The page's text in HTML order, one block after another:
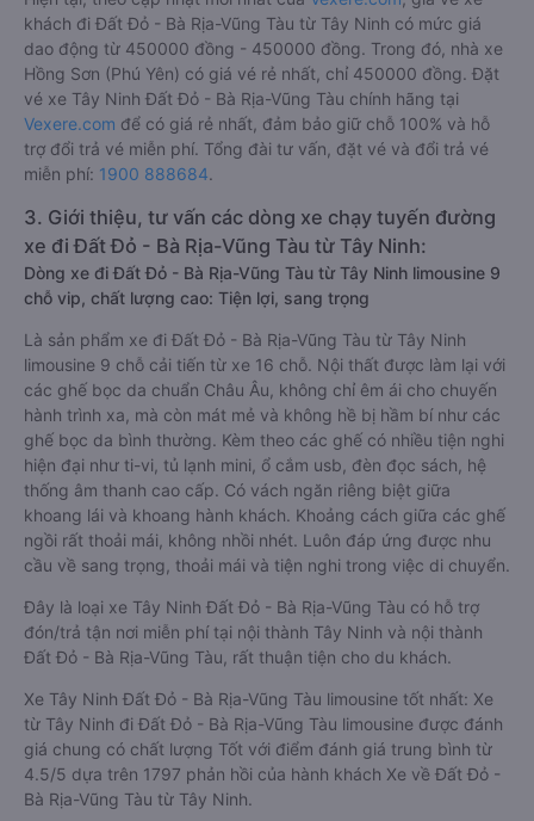
khách đi Đất Đỏ - Bà Rịa-Vũng Tàu từ Tây Ninh có mức giá
dao động từ 450000 đồng - 450000 đồng. Trong đó, nhà xe
Hồng Sơn (Phú Yên) có giá vé rẻ nhất, chỉ 450000 đồng. Đặt
vé xe Tây Ninh Đất Đỏ - Bà Rịa-Vũng Tàu chính hãng tại
Vexere.com để có giá rẻ nhất, đảm bảo giữ chỗ 100% và hỗ
trợ đổi trả vé miễn phí. Tổng đài tư vấn, đặt vé và đổi trả vé
miễn phí: 1900 888684.
3. Giới thiệu, tư vấn các dòng xe chạy tuyến đường
xe đi Đất Đỏ - Bà Rịa-Vũng Tàu từ Tây Ninh:
Dòng xe đi Đất Đỏ - Bà Rịa-Vũng Tàu từ Tây Ninh limousine 9
chỗ vip, chất lượng cao: Tiện lợi, sang trọng
Là sản phẩm xe đi Đất Đỏ - Bà Rịa-Vũng Tàu từ Tây Ninh
limousine 9 chỗ cải tiến từ xe 16 chỗ. Nội thất được làm lại với
các ghế bọc da chuẩn Châu Âu, không chỉ êm ái cho chuyến
hành trình xa, mà còn mát mẻ và không hề bị hầm bí như các
ghế bọc da bình thường. Kèm theo các ghế có nhiều tiện nghi
hiện đại như ti-vi, tủ lạnh mini, ổ cắm usb, đèn đọc sách, hệ
thống âm thanh cao cấp. Có vách ngăn riêng biệt giữa
khoang lái và khoang hành khách. Khoảng cách giữa các ghế
ngồi rất thoải mái, không nhồi nhét. Luôn đáp ứng được nhu
cầu về sang trọng, thoải mái và tiện nghi trong việc di chuyển.
Đây là loại xe Tây Ninh Đất Đỏ - Bà Rịa-Vũng Tàu có hỗ trợ
đón/trả tận nơi miễn phí tại nội thành Tây Ninh và nội thành
Đất Đỏ - Bà Rịa-Vũng Tàu, rất thuận tiện cho du khách.
Xe Tây Ninh Đất Đỏ - Bà Rịa-Vũng Tàu limousine tốt nhất: Xe
từ Tây Ninh đi Đất Đỏ - Bà Rịa-Vũng Tàu limousine được đánh
giá chung có chất lượng Tốt với điểm đánh giá trung bình từ
4.5/5 dựa trên 1797 phản hồi của hành khách Xe về Đất Đỏ -
Bà Rịa-Vũng Tàu từ Tây Ninh.